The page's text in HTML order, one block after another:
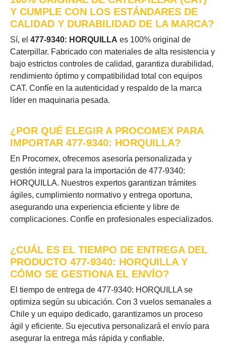
Y CUMPLE CON LOS ESTÁNDARES DE
CALIDAD Y DURABILIDAD DE LA MARCA?
Sí, el 477-9340: HORQUILLA es 100% original de
Caterpillar. Fabricado con materiales de alta resistencia y
bajo estrictos controles de calidad, garantiza durabilidad,
rendimiento óptimo y compatibilidad total con equipos
CAT. Confíe en la autenticidad y respaldo de la marca
líder en maquinaria pesada.
¿POR QUÉ ELEGIR A PROCOMEX PARA
IMPORTAR 477-9340: HORQUILLA?
En Procomex, ofrecemos asesoría personalizada y
gestión integral para la importación de 477-9340:
HORQUILLA. Nuestros expertos garantizan trámites
ágiles, cumplimiento normativo y entrega oportuna,
asegurando una experiencia eficiente y libre de
complicaciones. Confíe en profesionales especializados.
¿CUÁL ES EL TIEMPO DE ENTREGA DEL
PRODUCTO 477-9340: HORQUILLA Y
CÓMO SE GESTIONA EL ENVÍO?
El tiempo de entrega de 477-9340: HORQUILLA se
optimiza según su ubicación. Con 3 vuelos semanales a
Chile y un equipo dedicado, garantizamos un proceso
ágil y eficiente. Su ejecutiva personalizará el envío para
asegurar la entrega más rápida y confiable.